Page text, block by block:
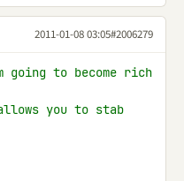
2011-01-08 03:05#2006279
going to become rich
you to stab